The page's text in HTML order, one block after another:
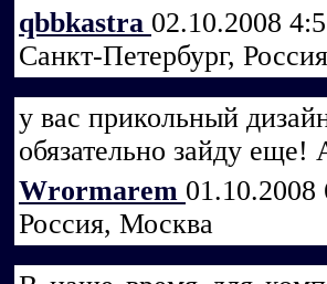
qbbkastra 02.10.2008
Санкт-Петербург, Россия
у вас прикольный
обязательно зайду еще!
Wrormarem
Россия, Москва